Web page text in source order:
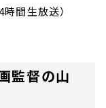
間生放送）
監督の山